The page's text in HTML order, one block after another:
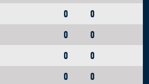
0
0
0
0
0
0
0
0